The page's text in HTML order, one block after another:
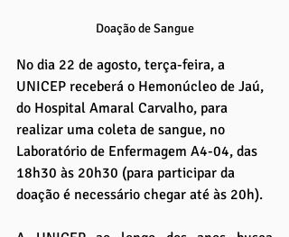
Doação de Sangue
No dia 22 de agosto, terça-feira, a
UNICEP receberá o Hemonúcleo de Jaú,
do Hospital Amaral Carvalho, para
realizar uma coleta de sangue, no
Laboratório de Enfermagem A4-04, das
18h30 às 20h30 (para participar da
doação é necessário chegar até às 20h).